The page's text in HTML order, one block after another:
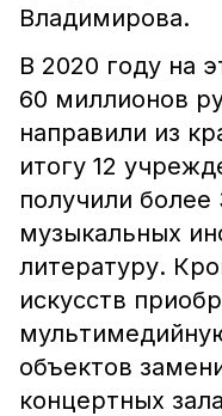
Владимирова.
В 2020 году на
60 миллионов
направили из
итогу 12
получили
музыкальных
литературу.
искусств
объектов
концертных